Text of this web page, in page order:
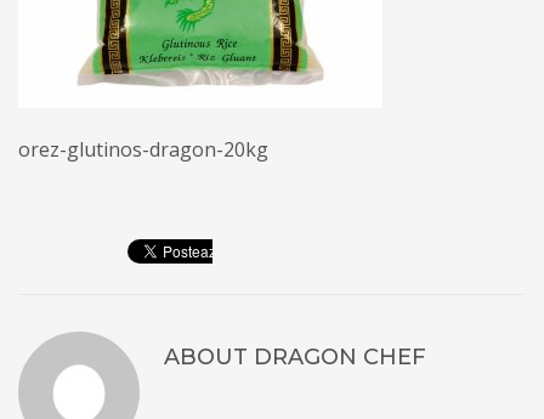
orez-glutinos-dragon-20kg
ABOUT DRAGON CHEF